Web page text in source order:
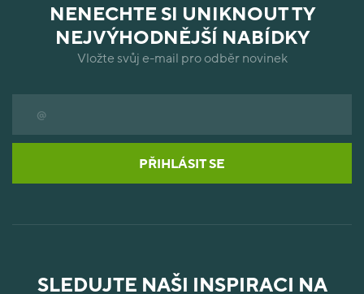
NENECHTE SI UNIKNOUT TY
NEJVÝHODNĚJŠÍ NABÍDKY
Vložte svůj e-mail pro odběr novinek
PŘIHLÁSIT SE
SLEDUJTE NAŠI INSPIRACI NA